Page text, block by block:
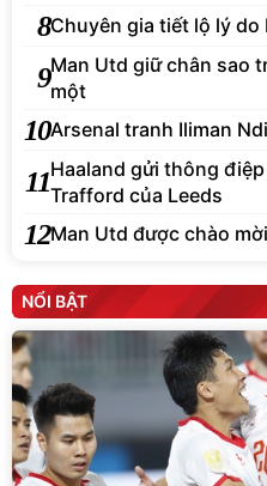
8Chuyên gia tiết lộ lý do
9Man Utd giữ chân sao
một
10Arsenal tranh Iliman
11Haaland gửi thông
Trafford của Leeds
12Man Utd được chào
NỔI BẬT